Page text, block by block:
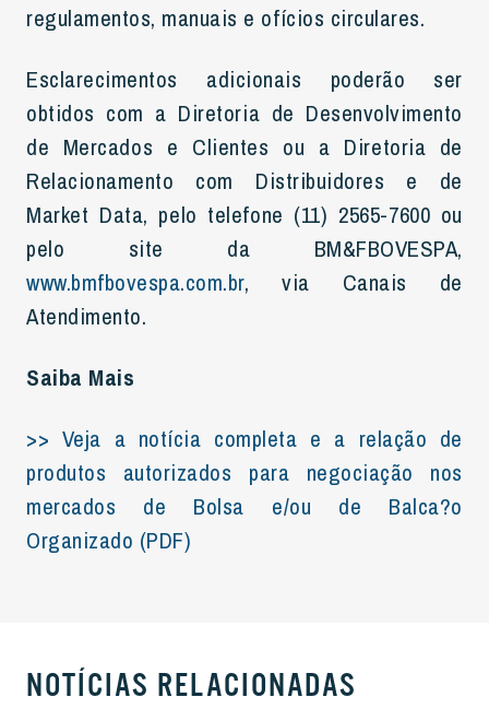
regulamentos, manuais e ofícios circulares.
Esclarecimentos adicionais poderão ser
obtidos com a Diretoria de Desenvolvimento
de Mercados e Clientes ou a Diretoria de
Relacionamento com Distribuidores e de
Market Data, pelo telefone (11) 2565-7600 ou
pelo site da BM&FBOVESPA,
www.bmfbovespa.com.br, via Canais de
Atendimento.
Saiba Mais
>> Veja a notícia completa e a relação de
produtos autorizados para negociação nos
mercados de Bolsa e/ou de Balca?o
Organizado (PDF)
NOTÍCIAS RELACIONADAS